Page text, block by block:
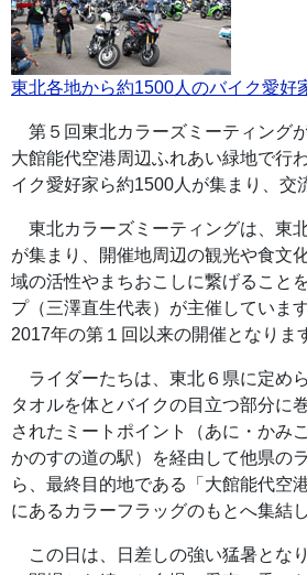
東北各地から約1500人のバイク愛好
第５回東北カラーズミーティング
大館能代空港周辺ふれあい緑地で行
イク愛好家ら約1500人が集まり、交
東北カラーズミーティングは、東
が集まり、開催地周辺の観光や食文
域の活性やまちおこしに繋げること
プ（三澤直生代表）が主催していま
2017年の第１回以来の開催となりま
ライダーたちは、東北６県に定め
タオルを体とバイクの目立つ部分に
されたミートポイント（あに・かみ
かのすの道の駅）を経由して他県の
ら、最終目的地である「大館能代空
にあるカラーフラッグのもとへ集結
この日は、日差しの強い猛暑とな